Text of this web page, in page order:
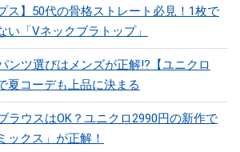
ス】50代の骨格ストレート必見！1枚で
い「Vネックブラトップ」
ンツ選びはメンズが正解!?【ユニクロ
夏コーデも上品に決まる
ラウスはOK？ユニクロ2990円の新作で
ックス」が正解！